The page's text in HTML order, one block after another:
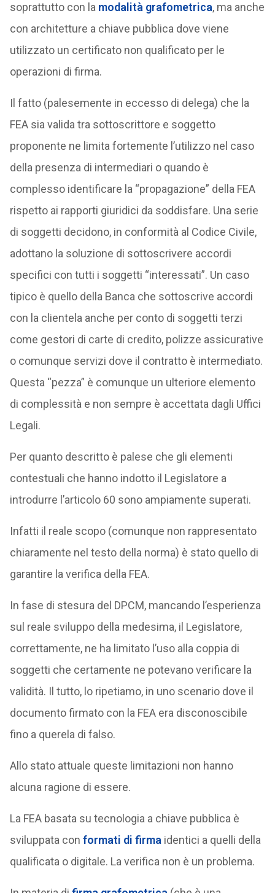
soprattutto con la modalità grafometrica, ma anche
con architetture a chiave pubblica dove viene
utilizzato un certificato non qualificato per le
operazioni di firma.
Il fatto (palesemente in eccesso di delega) che la
FEA sia valida tra sottoscrittore e soggetto
proponente ne limita fortemente l’utilizzo nel caso
della presenza di intermediari o quando è
complesso identificare la “propagazione” della FEA
rispetto ai rapporti giuridici da soddisfare. Una serie
di soggetti decidono, in conformità al Codice Civile,
adottano la soluzione di sottoscrivere accordi
specifici con tutti i soggetti “interessati”. Un caso
tipico è quello della Banca che sottoscrive accordi
con la clientela anche per conto di soggetti terzi
come gestori di carte di credito, polizze assicurative
o comunque servizi dove il contratto è intermediato.
Questa “pezza” è comunque un ulteriore elemento
di complessità e non sempre è accettata dagli Uffici
Legali.
Per quanto descritto è palese che gli elementi
contestuali che hanno indotto il Legislatore a
introdurre l’articolo 60 sono ampiamente superati.
Infatti il reale scopo (comunque non rappresentato
chiaramente nel testo della norma) è stato quello di
garantire la verifica della FEA.
In fase di stesura del DPCM, mancando l’esperienza
sul reale sviluppo della medesima, il Legislatore,
correttamente, ne ha limitato l’uso alla coppia di
soggetti che certamente ne potevano verificare la
validità. Il tutto, lo ripetiamo, in uno scenario dove il
documento firmato con la FEA era disconoscibile
fino a querela di falso.
Allo stato attuale queste limitazioni non hanno
alcuna ragione di essere.
La FEA basata su tecnologia a chiave pubblica è
sviluppata con formati di firma identici a quelli della
qualificata o digitale. La verifica non è un problema.